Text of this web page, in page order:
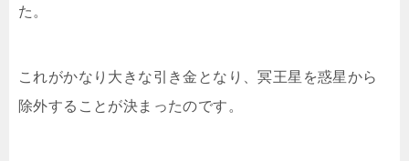
た。
これがかなり大きな引き金となり、冥王星を惑星から
除外することが決まったのです。